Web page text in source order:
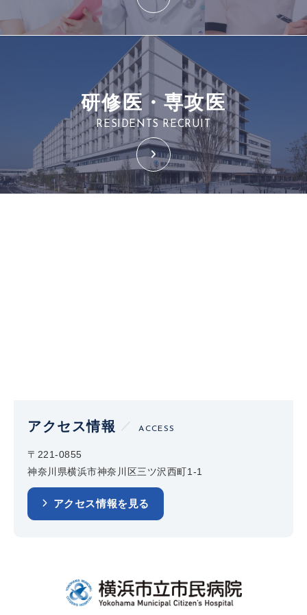
研修医・専攻医
RESIDENTS RECRUIT
アクセス情報 ACCESS
〒221-0855
神奈川県横浜市神奈川区三ツ沢西町1-1
アクセス情報を見る